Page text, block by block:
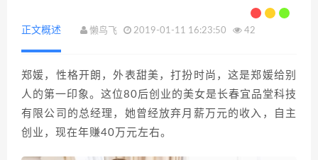
正文概述 懒鸟飞 2019-01-11 16:23:50 42
郑媛，性格开朗，外表甜美，打扮时尚，这是郑媛给别
人的第一印象。这位80后创业的美女是长春宜品堂科技
有限公司的总经理，她曾经放弃月薪万元的收入，自主
创业，现在年赚40万元左右。